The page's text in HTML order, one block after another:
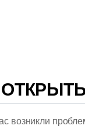
возникли